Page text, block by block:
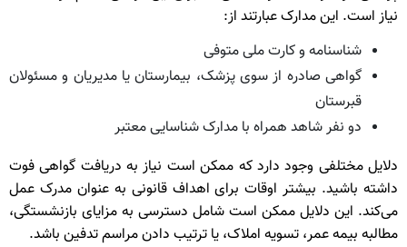
نیاز است. این مدارک عبارتند از:
شناسنامه و کارت ملی متوفی
گواهی صادره از سوی پزشک، بیمارستان یا مدیریان و مسئولان
قبرستان
دو نفر شاهد همراه با مدارک شناسایی معتبر
دلایل مختلفی وجود دارد که ممکن است نیاز به دریافت گواهی فوت
داشته باشید. بیشتر اوقات برای اهداف قانونی به عنوان مدرک عمل
می‌کند. این دلایل ممکن است شامل دسترسی به مزایای بازنشستگی،
مطالبه بیمه عمر، تسویه املاک، یا ترتیب دادن مراسم تدفین باشد.